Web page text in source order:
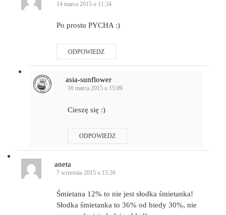
14 marca 2015 o 11:34
Po prostu PYCHA :)
ODPOWIEDZ
asia-sunflower
16 marca 2015 o 15:09
Cieszę się :)
ODPOWIEDZ
aneta
7 września 2015 o 15:26
Śmietana 12% to nie jest słodka śmietanka!
Słodka śmietanka to 36% od biedy 30%, nie